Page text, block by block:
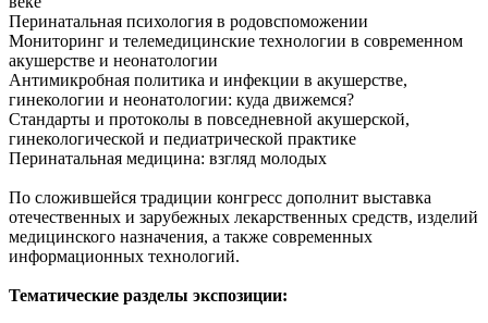
Перинатальная психология в родовспоможении
Мониторинг и телемедицинские технологии в современном
акушерстве и неонатологии
Антимикробная политика и инфекции в акушерстве,
гинекологии и неонатологии: куда движемся?
Стандарты и протоколы в повседневной акушерской,
гинекологической и педиатрической практике
Перинатальная медицина: взгляд молодых
По сложившейся традиции конгресс дополнит выставка
отечественных и зарубежных лекарственных средств, изделий
медицинского назначения, а также современных
информационных технологий.
Тематические разделы экспозиции: